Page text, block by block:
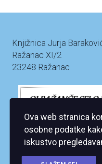
Knjižnica Jurja
Ražanac XI/2
23248 Ražanac
Ova web stranica
osobne podatke
iskustvo